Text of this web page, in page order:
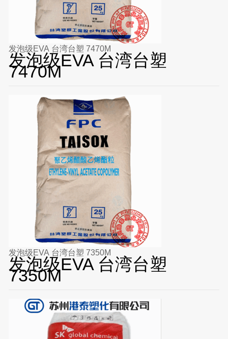
发泡级EVA 台湾台塑 7470M
发泡级EVA 台湾台塑
7470M
发泡级EVA 台湾台塑 7350M
发泡级EVA 台湾台塑
7350M